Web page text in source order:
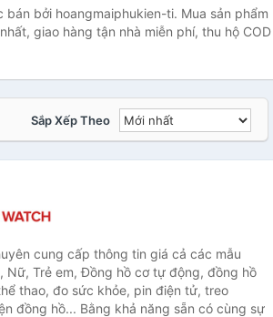
bán bởi hoangmaiphukien-ti. Mua sản phẩm
giao hàng tận nhà miễn phí, thu hộ COD
Sắp Xếp Theo
cung cấp thông tin giá cả các mẫu
Nữ, Trẻ em, Đồng hồ cơ tự động, đồng hồ
thao, đo sức khỏe, pin điện tử, treo
đồng hồ... Bằng khả năng sẵn có cùng sự